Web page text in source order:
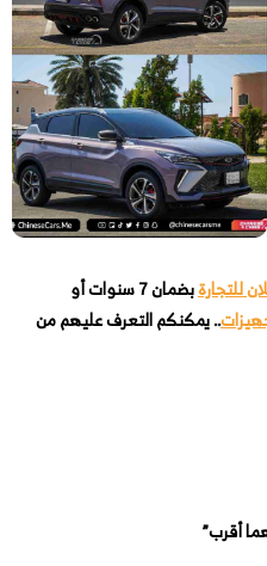
للتجارة
بضمان 7 سنوات أو
.. يمكنكم التعرف عليهم من